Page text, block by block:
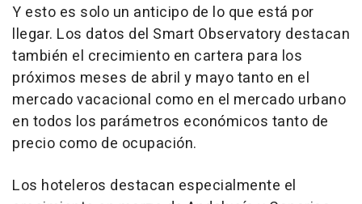
Y esto es solo un anticipo de lo que está por
llegar. Los datos del Smart Observatory destacan
también el crecimiento en cartera para los
próximos meses de abril y mayo tanto en el
mercado vacacional como en el mercado urbano
en todos los parámetros económicos tanto de
precio como de ocupación.
Los hoteleros destacan especialmente el